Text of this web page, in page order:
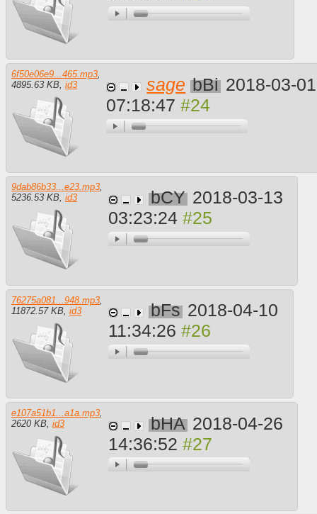
6f50e06e9...465.mp3,
4895.63 KB, id3 sage bBi 2018-03-01
07:18:47
9dab86b33...e23.mp3,
5236.53 KB, id3 bCY 2018-03-13
03:23:24
76275a081...948.mp3
11872.57 KB id3 bFs 2018-04-10
11:34:26
e107a51b1...a1a.mp3
2620 KB id3 bHA 2018-04-26
14:36:52